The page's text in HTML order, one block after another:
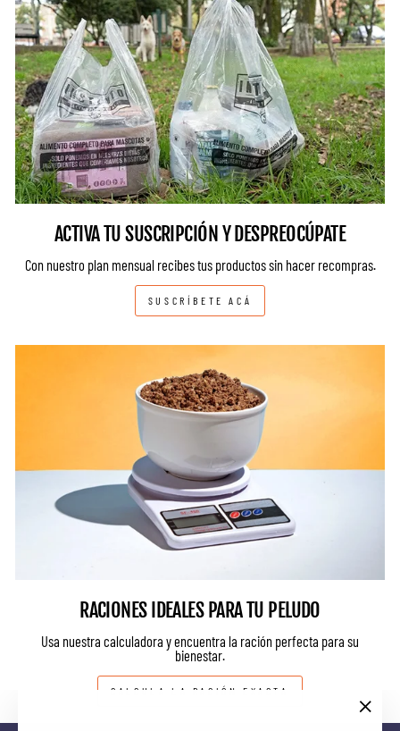
"Cerrar
ACTIVA TU SUSCRIPCIÓN Y DESPREOCÚPATE
Con nuestro plan mensual recibes tus productos sin hacer recompras.
SUSCRÍBETE ACÁ
RACIONES IDEALES PARA TU PELUDO
Usa nuestra calculadora y encuentra la ración perfecta para su
bienestar.
CALCULA LA RACIÓN EXACTA